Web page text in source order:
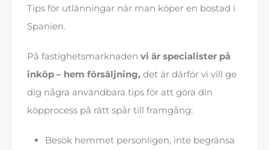
Tips för utlänningar när man köper en bostad i
Spanien.
På fastighetsmarknaden vi är specialister på
inköp – hem försäljning, det är därför vi vill ge
dig några användbara tips för att göra din
köpprocess på rätt spår till framgång:
Besök hemmet personligen, inte begränsa